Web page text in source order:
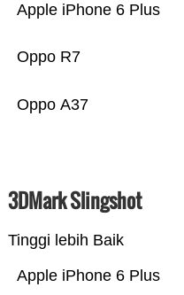
Oppo A37
Oppo R7
Apple iPhone 6 Plus
3DMark Slingshot
Tinggi lebih Baik
Apple iPhone 6 Plus